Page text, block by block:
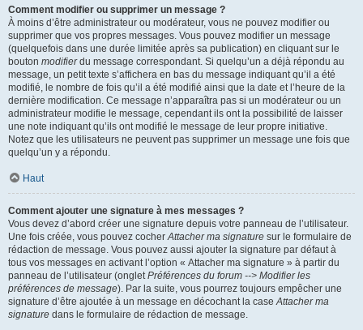
Comment modifier ou supprimer un message ?
À moins d’être administrateur ou modérateur, vous ne pouvez modifier ou
supprimer que vos propres messages. Vous pouvez modifier un message
(quelquefois dans une durée limitée après sa publication) en cliquant sur le
bouton modifierdu message correspondant. Si quelqu’un a déjà répondu au
message, un petit texte s’affichera en bas du message indiquant qu’il a été
modifié, le nombre de fois qu’il a été modifié ainsi que la date et l’heure de la
dernière modification. Ce message n’apparaîtra pas si un modérateur ou un
administrateur modifie le message, cependant ils ont la possibilité de laisser
une note indiquant qu’ils ont modifié le message de leur propre initiative.
Notez que les utilisateurs ne peuvent pas supprimer un message une fois que
quelqu’un y a répondu.
Haut
Comment ajouter une signature à mes messages ?
Vous devez d’abord créer une signature depuis votre panneau de l’utilisateur.
Une fois créée, vous pouvez cocherAttacher ma signature sur le formulaire de
rédaction de message. Vous pouvez aussi ajouter la signature par défaut à
tous vos messages en activant l’option « Attacher ma signature » à partir du
panneau de l’utilisateur (ongletPréférences du forum --> Modifier les
préférences de message). Par la suite, vous pourrez toujours empêcher une
signature d’être ajoutée à un message en décochant la caseAttacher ma
signature dans le formulaire de rédaction de message.